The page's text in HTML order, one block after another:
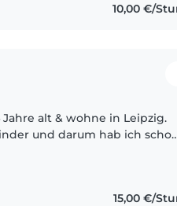
10,00 €/
alt & wohne in Leipzig.
und darum hab ich
15,00 €/